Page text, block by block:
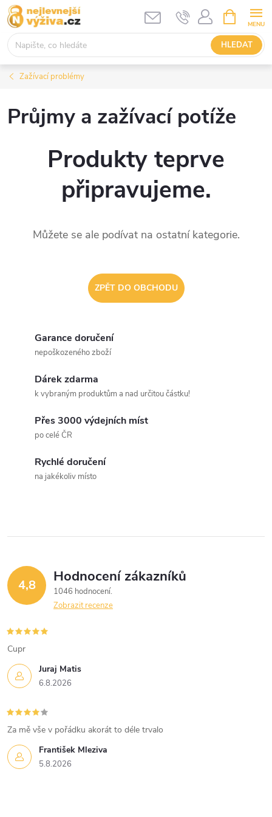
Přejít
na
obsah
HLEDAT
NÁKUPNÍ
KOŠÍK
Zažívací problémy
Průjmy a zažívací potíže
Produkty teprve
připravujeme.
Můžete se ale podívat na ostatní kategorie.
ZPĚT DO OBCHODU
Garance doručení
nepoškozeného zboží
Dárek zdarma
k vybraným produktům a nad určitou částku!
Přes 3000 výdejních míst
po celé ČR
Rychlé doručení
na jakékoliv místo
4,8 Hodnocení zákazníků
1046 hodnocení
Zobrazit recenze
Juraj Matis
6.8.2026
Cupr
František Mleziva
5.8.2026
Za mě vše v pořádku akorát to déle trvalo